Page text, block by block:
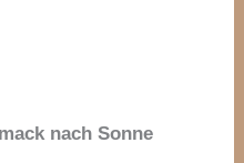
nach Sonne